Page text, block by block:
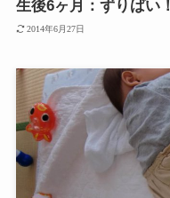
生後6ヶ月：ずりばい！
2014年6月27日